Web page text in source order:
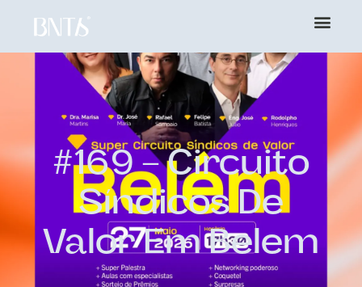
#169 – Circuito
Síndicos De
Valor Em Belem